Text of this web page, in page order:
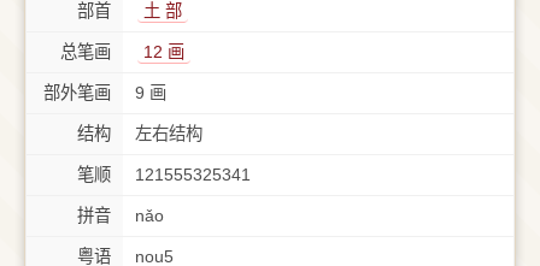
部首 ⼟ 部
总笔画 12 画
部外笔画 9 画
结构 左右结构
笔顺 121555325341
拼音 nǎo
粤语 nou5